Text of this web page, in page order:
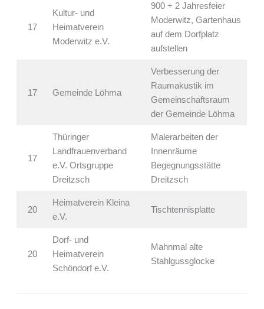
17
Kultur- und
Heimatverein
Moderwitz e.V.
900 + 2 Jahresfeier
Moderwitz, Gartenhaus
auf dem Dorfplatz
aufstellen
17 Gemeinde Löhma
Verbesserung der
Raumakustik im
Gemeinschaftsraum
der Gemeinde Löhma
17
Thüringer
Landfrauenverband
e.V. Ortsgruppe
Dreitzsch
Malerarbeiten der
Innenräume
Begegnungsstätte
Dreitzsch
20
Heimatverein Kleina
e.V.
Tischtennisplatte
20
Dorf- und
Heimatverein
Schöndorf e.V.
Mahnmal alte
Stahlgussglocke